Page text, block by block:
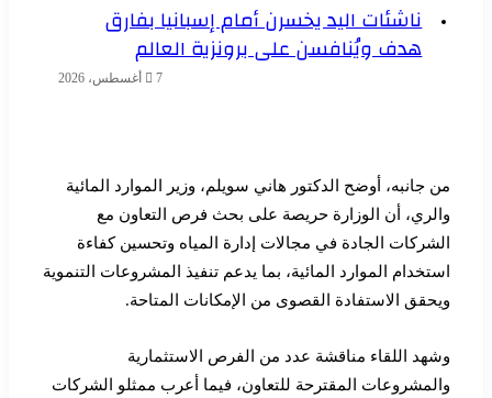
ناشئات اليد يخسرن أمام إسبانيا بفارق
هدف ويُنافسن على برونزية العالم
7 أغسطس، 2026
من جانبه، أوضح الدكتور هاني سويلم، وزير الموارد المائية
والري، أن الوزارة حريصة على بحث فرص التعاون مع
الشركات الجادة في مجالات إدارة المياه وتحسين كفاءة
استخدام الموارد المائية، بما يدعم تنفيذ المشروعات التنموية
ويحقق الاستفادة القصوى من الإمكانات المتاحة.
وشهد اللقاء مناقشة عدد من الفرص الاستثمارية
والمشروعات المقترحة للتعاون، فيما أعرب ممثلو الشركات